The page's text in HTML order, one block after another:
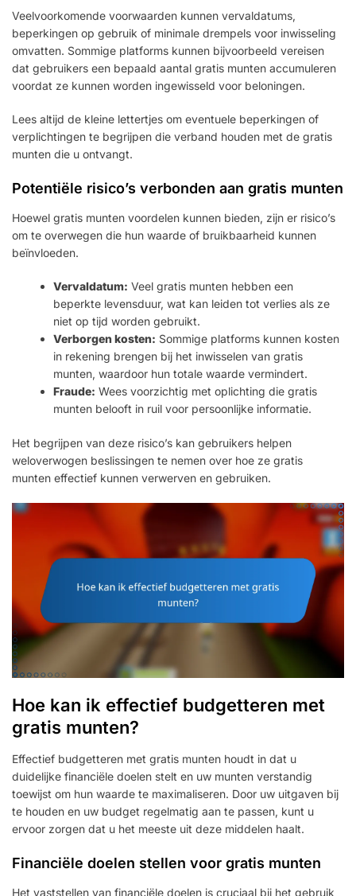
Veelvoorkomende voorwaarden kunnen vervaldatums,
beperkingen op gebruik of minimale drempels voor inwisseling
omvatten. Sommige platforms kunnen bijvoorbeeld vereisen
dat gebruikers een bepaald aantal gratis munten accumuleren
voordat ze kunnen worden ingewisseld voor beloningen.
Lees altijd de kleine lettertjes om eventuele beperkingen of
verplichtingen te begrijpen die verband houden met de gratis
munten die u ontvangt.
Potentiële risico’s verbonden aan gratis munten
Hoewel gratis munten voordelen kunnen bieden, zijn er risico’s
om te overwegen die hun waarde of bruikbaarheid kunnen
beïnvloeden.
Vervaldatum: Veel gratis munten hebben een
beperkte levensduur, wat kan leiden tot verlies als ze
niet op tijd worden gebruikt.
Verborgen kosten: Sommige platforms kunnen kosten
in rekening brengen bij het inwisselen van gratis
munten, waardoor hun totale waarde vermindert.
Fraude: Wees voorzichtig met oplichting die gratis
munten belooft in ruil voor persoonlijke informatie.
Het begrijpen van deze risico’s kan gebruikers helpen
weloverwogen beslissingen te nemen over hoe ze gratis
munten effectief kunnen verwerven en gebruiken.
Hoe kan ik effectief budgetteren met
gratis munten?
Effectief budgetteren met gratis munten houdt in dat u
duidelijke financiële doelen stelt en uw munten verstandig
toewijst om hun waarde te maximaliseren. Door uw uitgaven bij
te houden en uw budget regelmatig aan te passen, kunt u
ervoor zorgen dat u het meeste uit deze middelen haalt.
Financiële doelen stellen voor gratis munten
Het vaststellen van financiële doelen is cruciaal bij het gebruik